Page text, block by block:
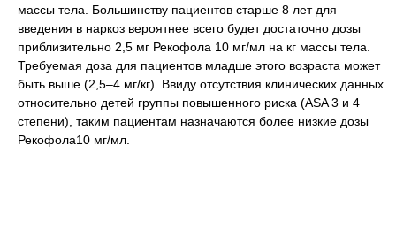
массы тела. Большинству пациентов старше 8 лет для
введения в наркоз вероятнее всего будет достаточно дозы
приблизительно 2,5 мг Рекофола 10 мг/мл на кг массы тела.
Требуемая доза для пациентов младше этого возраста может
быть выше (2,5–4 мг/кг). Ввиду отсутствия клинических данных
относительно детей группы повышенного риска (ASA 3 и 4
степени), таким пациентам назначаются более низкие дозы
Рекофола10 мг/мл.